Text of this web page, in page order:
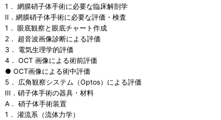
1． 網膜硝子体手術に必要な臨床解剖学
II．網膜硝子体手術に必要な評価・検査
1． 眼底観察と眼底チャート作成
2． 超音波画像診断による評価
3． 電気生理学的評価
4． OCT 画像による術前評価
● OCT画像による術中評価
5． 広角観察システム（Optos）による評価
III．硝子体手術の器具・材料
A． 硝子体手術装置
1． 灌流系（流体力学）